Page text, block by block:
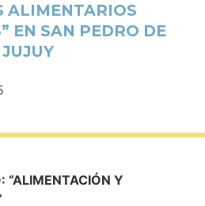
ALIMENTARIOS
EN SAN PEDRO DE
JUJUY
“ALIMENTACIÓN Y